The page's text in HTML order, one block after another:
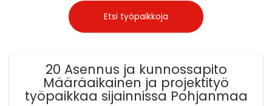
20 Asennus ja kunnossapito
Määräaikainen ja projektityö
työpaikkaa sijainnissa Pohjanmaa